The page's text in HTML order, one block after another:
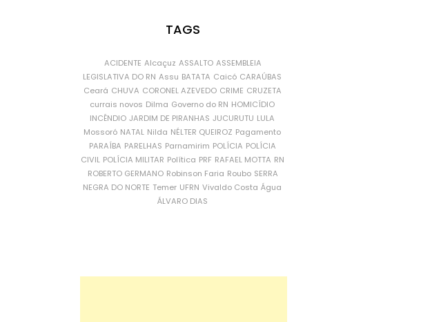
TAGS
ACIDENTE Alcaçuz ASSALTO ASSEMBLEIA
LEGISLATIVA DO RN Assu BATATA Caicó CARAÚBAS
Ceará CHUVA CORONEL AZEVEDO CRIME CRUZETA
currais novos Dilma Governo do RN HOMICÍDIO
INCÊNDIO JARDIM DE PIRANHAS JUCURUTU LULA
Mossoró NATAL Nilda NÉLTER QUEIROZ Pagamento
PARAÍBA PARELHAS Parnamirim POLÍCIA POLÍCIA
CIVIL POLÍCIA MILITAR Política PRF RAFAEL MOTTA RN
ROBERTO GERMANO Robinson Faria Roubo SERRA
NEGRA DO NORTE Temer UFRN Vivaldo Costa Água
ÁLVARO DIAS